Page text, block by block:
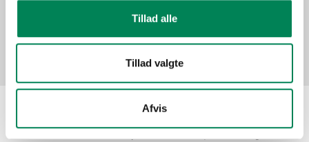
Tillad alle
Tillad valgte
Afvis
Materialet kan frit benyttes til anden publicering med